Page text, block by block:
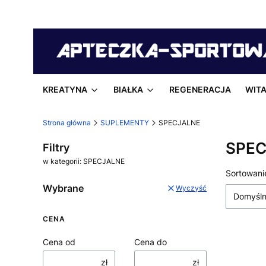
KREATYNA BIAŁKA REGENERACJA
Strona główna SUPLEMENTY SPECJALNE
Filtry
w kategorii: SPECJALNE
Wybrane Wyczyść
CENA
Cena od
zł
Cena do
zł
Lista